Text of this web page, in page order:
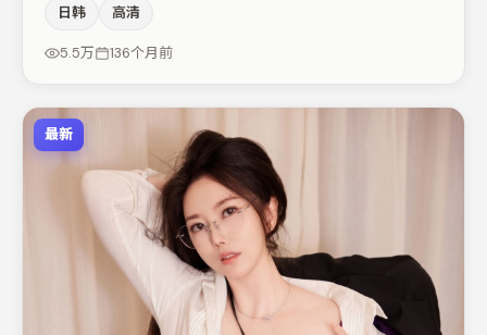
中承担叙事驱动，小松菜奈、谭卓分别提供反差与喜剧/悬
疑调剂（视场次而定）。整体完成度较高，适合周末一口气
日韩 高清
5.5万 136个月前
最新